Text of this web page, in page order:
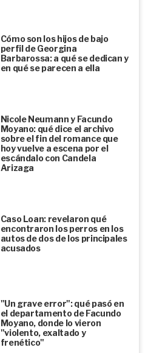
Cómo son los hijos de bajo
perfil de Georgina
Barbarossa: a qué se dedican y
en qué se parecen a ella
Nicole Neumann y Facundo
Moyano: qué dice el archivo
sobre el fin del romance que
hoy vuelve a escena por el
escándalo con Candela
Arizaga
Caso Loan: revelaron qué
encontraron los perros en los
autos de dos de los principales
acusados
"Un grave error": qué pasó en
el departamento de Facundo
Moyano, donde lo vieron
"violento, exaltado y
frenético"